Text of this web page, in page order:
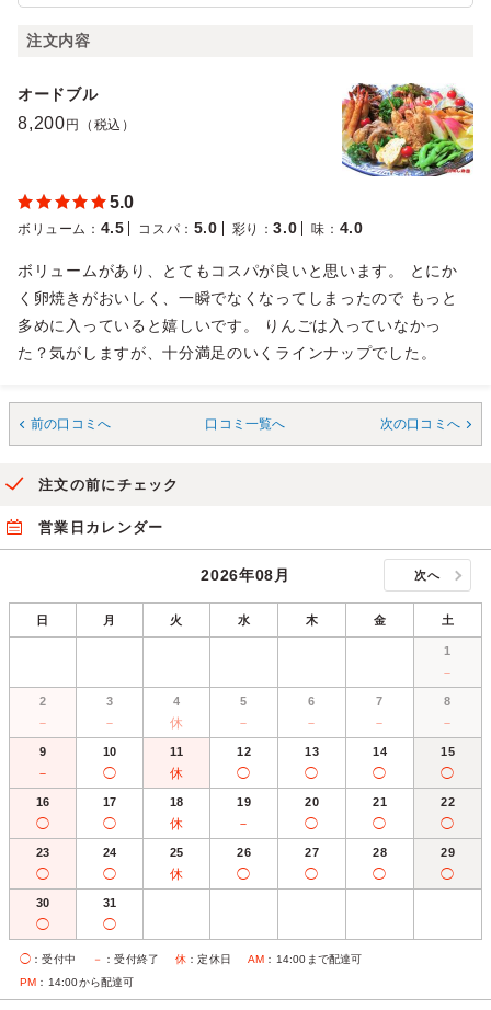
注文内容
オードブル
8,200 円（税込）
5.0
ボリューム ： 4.5 コスパ ： 5.0 彩り ：3.0 味 ： 4.0
ボリュームがあり、とてもコスパが良いと思います。 とにか
く卵焼きがおいしく、一瞬でなくなってしまったので もっと
多めに入っていると嬉しいです。 りんごは入っていなかっ
た？気がしますが、十分満足のいくラインナップでした。
前の口コミへ 口コミ一覧へ 次の口コミへ
注文の前にチェック
営業日カレンダー
2026年08月 次へ
日 月 火 水 木 金 土
1
－
2
－
3
－
4
休
5
－
6
－
7
－
8
－
9
－
10
◯
11
休
12
◯
13
◯
14
◯
15
◯
16
◯
17
◯
18
休
19
－
20
◯
21
◯
22
◯
23
◯
24
◯
25
休
26
◯
27
◯
28
◯
29
◯
30
◯
31
◯
◯ ：受付中 － ：受付終了 休 ：定休日 AM ：14:00まで配達可
PM ：14:00から配達可